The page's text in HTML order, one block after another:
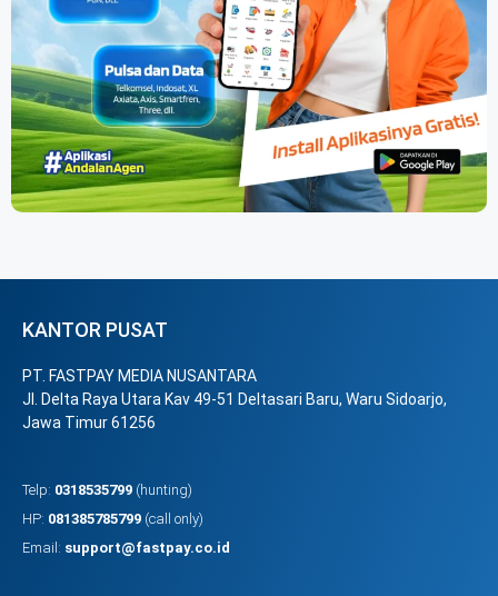
KANTOR PUSAT
PT. FASTPAY MEDIA NUSANTARA
Jl. Delta Raya Utara Kav 49-51 Deltasari Baru, Waru Sidoarjo,
Jawa Timur 61256
Telp: 0318535799 (hunting)
HP: 081385785799 (call only)
Email: support@fastpay.co.id